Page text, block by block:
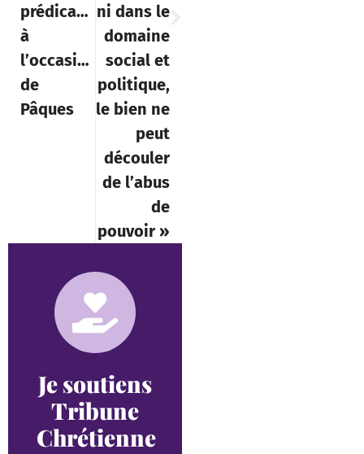
prédication
à
l’occasion
de
Pâques
ni dans le
domaine
social et
politique,
le bien ne
peut
découler
de l’abus
de
pouvoir »
Je soutiens
Tribune
Chrétienne